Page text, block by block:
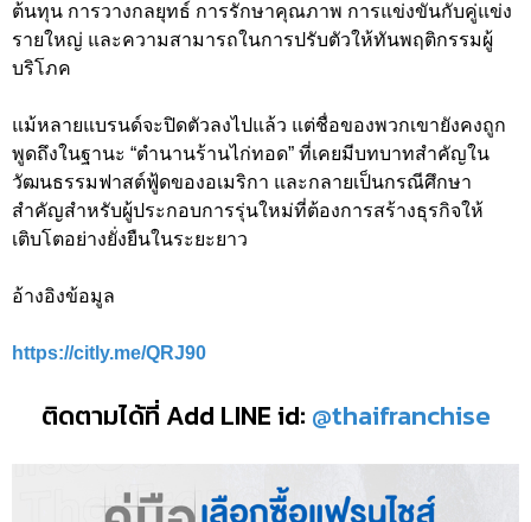
ต้นทุน การวางกลยุทธ์ การรักษาคุณภาพ การแข่งขันกับคู่แข่ง
รายใหญ่ และความสามารถในการปรับตัวให้ทันพฤติกรรมผู้
บริโภค
แม้หลายแบรนด์จะปิดตัวลงไปแล้ว แต่ชื่อของพวกเขายังคงถูก
พูดถึงในฐานะ “ตำนานร้านไก่ทอด” ที่เคยมีบทบาทสำคัญใน
วัฒนธรรมฟาสต์ฟู้ดของอเมริกา และกลายเป็นกรณีศึกษา
สำคัญสำหรับผู้ประกอบการรุ่นใหม่ที่ต้องการสร้างธุรกิจให้
เติบโตอย่างยั่งยืนในระยะยาว
อ้างอิงข้อมูล
https://citly.me/QRJ90
ติดตามได้ที่ Add LINE id: @thaifranchise